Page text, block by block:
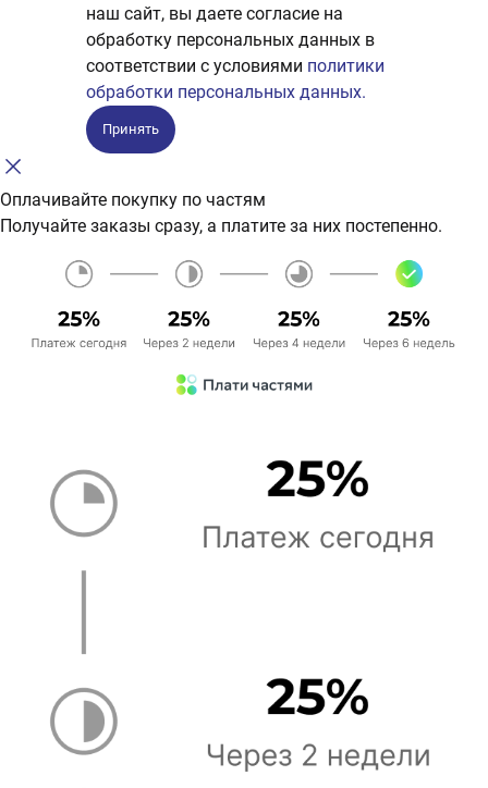
наш сайт, вы даете согласие на
обработку персональных данных в
соответствии с условиями политики
обработки персональных данных.
Принять
Оплачивайте покупку по частям
Получайте заказы сразу, а платите за них постепенно.